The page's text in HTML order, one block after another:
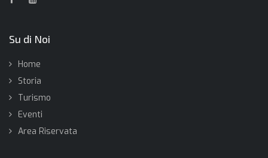
Su di Noi
Home
Storia
Turismo
Eventi
Area Riservata